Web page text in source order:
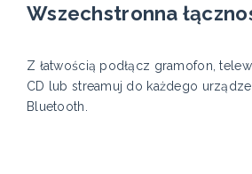
Wszechstronna
Z łatwością podłącz gramofon,
CD lub streamuj do każdego
Bluetooth.